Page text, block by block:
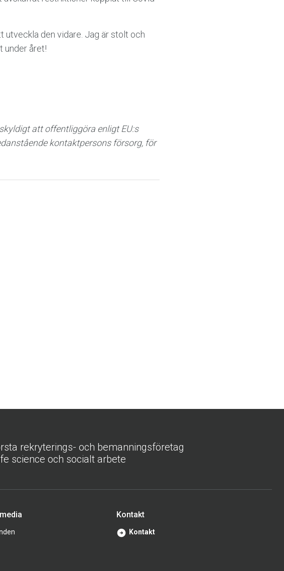
utveckla den vidare. Jag är stolt och
under året!
att offentliggöra enligt EU:s
kontaktpersons försorg, för
rekryterings- och bemanningsföretag
science och socialt arbete
Kontakt
Kontakt